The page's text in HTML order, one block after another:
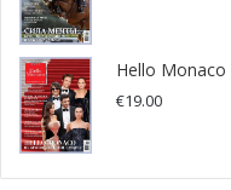
заведениях, решать их
рода проблемами в
детский психолог или
одним из первых
обидчиками.
Hello
€19.00